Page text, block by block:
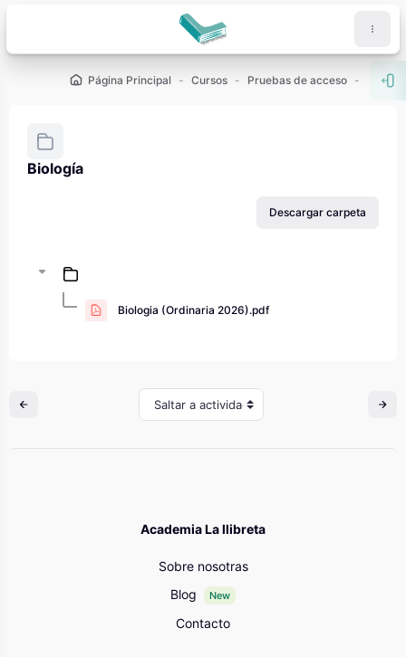
Página Principal Cursos Pruebas de acceso PAU -
Biología
Descargar carpeta
Biologia (Ordinaria 2026).pdf
Saltar a actividad
Academia La llibreta
Sobre nosotras
Blog
New
Contacto